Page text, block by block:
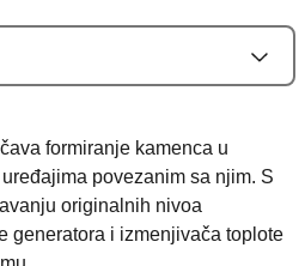
formiranje kamenca u
povezanim sa njim. S
originalnih nivoa
generatora i izmenjivača toplote